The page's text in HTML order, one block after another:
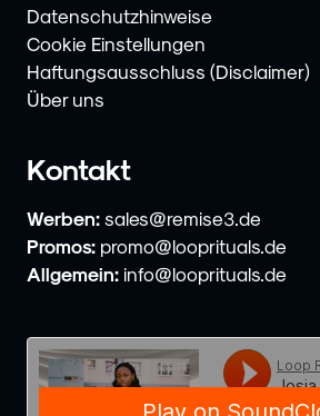
Datenschutzhinweise
Cookie Einstellungen
Haftungsausschluss (Disclaimer)
Über uns
Kontakt
Werben: sales@remise3.de
Promos: promo@looprituals.de
Allgemein: info@looprituals.de